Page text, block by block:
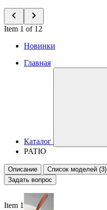
Item 1 of 12
Новинки
Главная
Каталог
PATIO
Описание
Список моделей (3)
Задать вопрос
Item 1 of 6